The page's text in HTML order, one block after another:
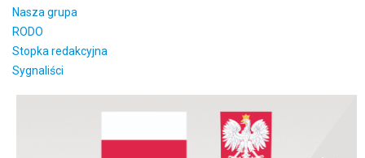
Nasza grupa
RODO
Stopka redakcyjna
Sygnaliści